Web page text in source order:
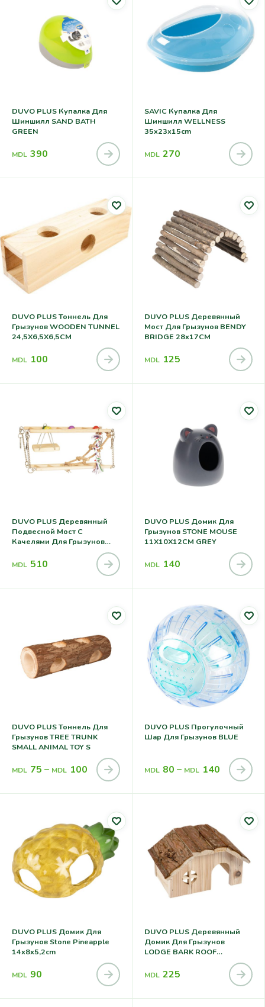
DUVO PLUS Купалка Для
Шиншилл SAND BATH
GREEN
MDL 390
SAVIC Купалка Для
Шиншилл WELLNESS
35x23x15cm
MDL 270
DUVO PLUS Тоннель Для
Грызунов WOODEN TUNNEL
24,5X6,5X6,5CM
MDL 100
DUVO PLUS Деревянный
Мост Для Грызунов BENDY
BRIDGE 28x17CM
MDL 125
DUVO PLUS Деревянный
Подвесной Мост С
Качелями Для Грызунов
MDL 510
DUVO PLUS Домик Для
Грызунов STONE MOUSE
11X10X12CM GREY
MDL 140
DUVO PLUS Тоннель Для
Грызунов TREE TRUNK
SMALL ANIMAL TOY S
MDL 75 – MDL 100
DUVO PLUS Прогулочный
Шар Для Грызунов BLUE
MDL 80 – MDL 140
DUVO PLUS Домик Для
Грызунов Stone Pineapple
14x8x5,2cm
MDL 90
DUVO PLUS Деревянный
Домик Для Грызунов
LODGE BARK ROOF
MDL 225